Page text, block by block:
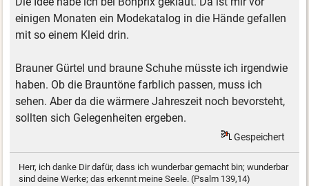
einigen Monaten ein Modekatalog in die Hände gefallen
mit so einem Kleid drin.
Brauner Gürtel und braune Schuhe müsste ich irgendwie
haben. Ob die Brauntöne farblich passen, muss ich
sehen. Aber da die wärmere Jahreszeit noch bevorsteht,
sollten sich Gelegenheiten ergeben.
Gespeichert
Herr, ich danke Dir dafür, dass ich wunderbar gemacht bin; wunderbar
sind deine Werke; das erkennt meine Seele. (Psalm 139,14)